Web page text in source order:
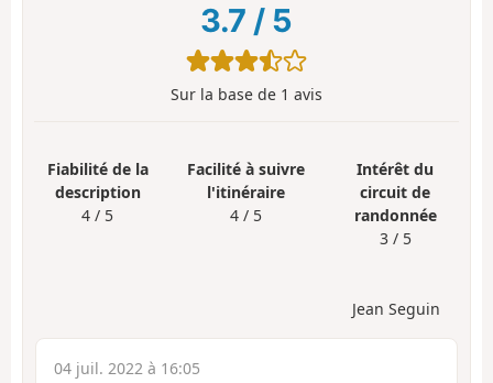
3.7 / 5
Sur la base de 1 avis
Fiabilité de la
description
4 / 5
Facilité à suivre
l'itinéraire
4 / 5
Intérêt du
circuit de
randonnée
3 / 5
Jean Seguin
04 juil. 2022 à 16:05